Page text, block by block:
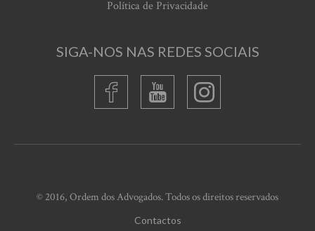
Política de Privacidade
SIGA-NOS NAS REDES SOCIAIS
© 2016, Ordem dos Advogados. Todos os direitos reservados
Contactos